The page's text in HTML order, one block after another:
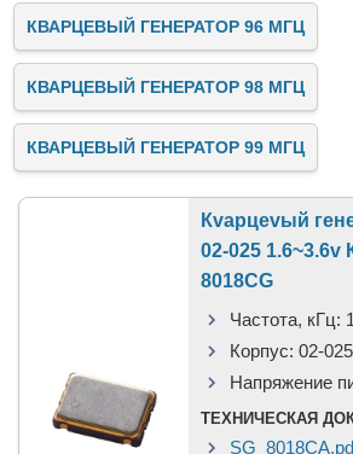
КВАРЦЕВЫЙ ГЕНЕРАТОР 96 МГЦ
КВАРЦЕВЫЙ ГЕНЕРАТОР 98 МГЦ
КВАРЦЕВЫЙ ГЕНЕРАТОР 99 МГЦ
Кvарцеvый
02-025
8018CG
Частота, кГц:
Корпус: 02-025
Напряжение
ТЕХНИЧЕСКАЯ